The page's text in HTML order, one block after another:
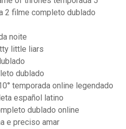
2 filme completo dublado
noite
little liars
dublado
temporada online legendado
español latino
dublado online
e preciso amar